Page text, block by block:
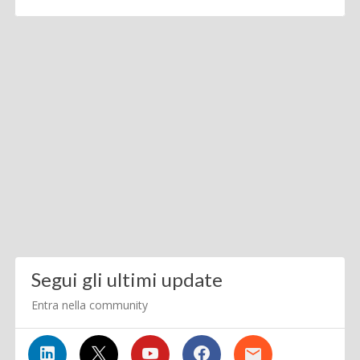
Segui gli ultimi update
Entra nella community